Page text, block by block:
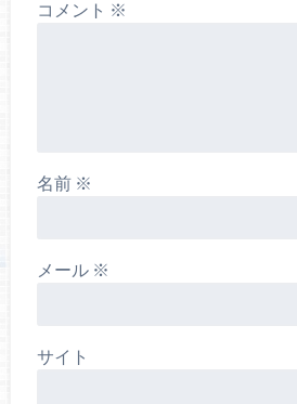
コメント ※
名前 ※
メール ※
サイト